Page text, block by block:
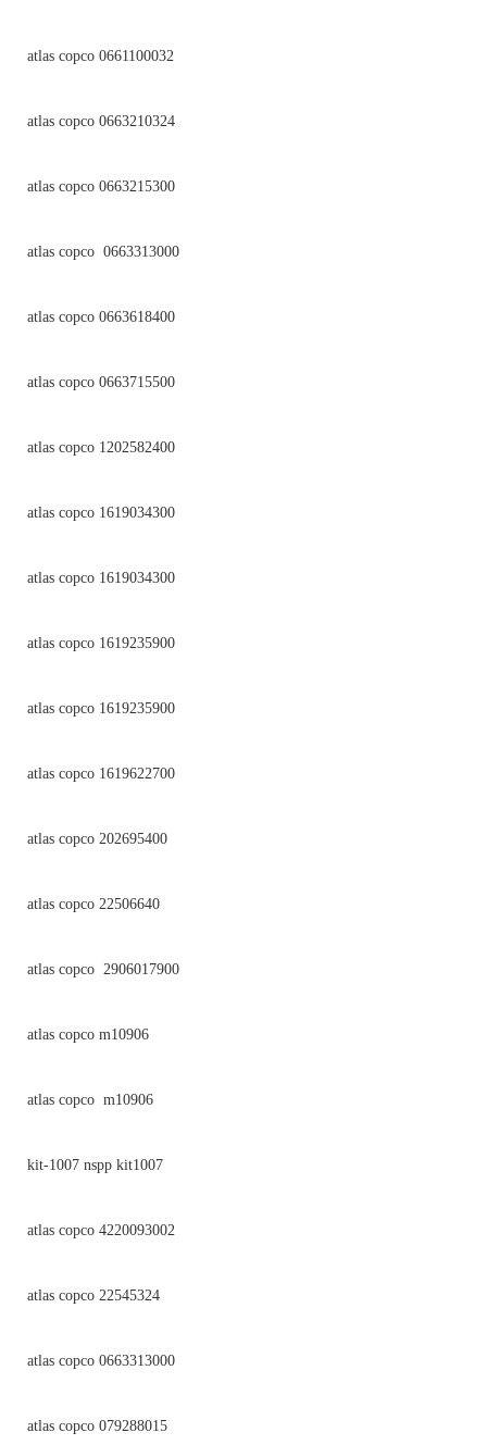
atlas copco 0661100032
atlas copco 0663210324
atlas copco 0663215300
atlas copco 0663313000
atlas copco 0663618400
atlas copco 0663715500
atlas copco 1202582400
atlas copco 1619034300
atlas copco 1619034300
atlas copco 1619235900
atlas copco 1619235900
atlas copco 1619622700
atlas copco 202695400
atlas copco 22506640
atlas copco 2906017900
atlas copco m10906
atlas copco m10906
kit-1007 nspp kit1007
atlas copco 4220093002
atlas copco 22545324
atlas copco 0663313000
atlas copco 079288015